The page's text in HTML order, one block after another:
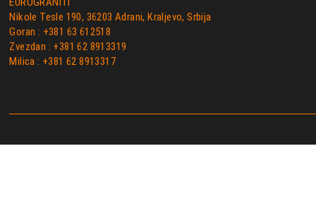
Nikole Tesle 190, 36203 Adrani, Kraljevo, Srbija
Goran : +381 63 612518
Zvezdan : +381 62 8913319
Milica : +381 62 8913317